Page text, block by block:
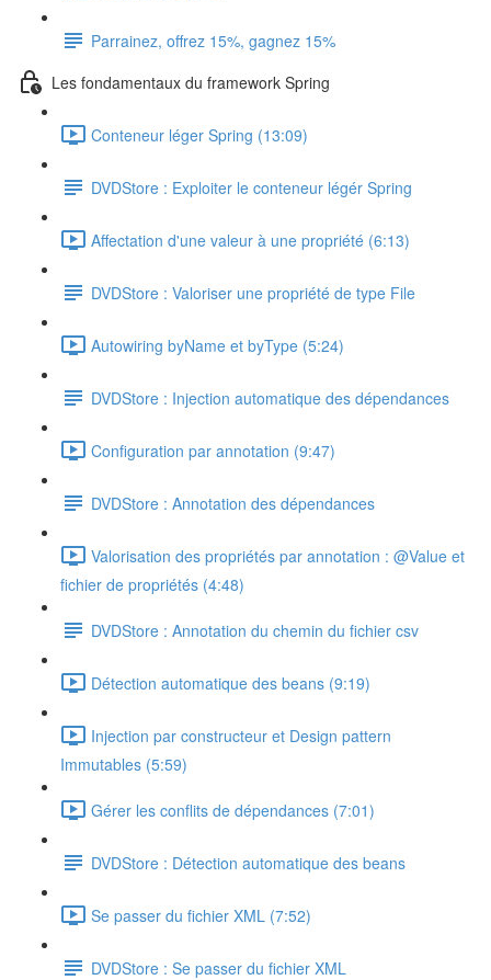
Parrainez, offrez 15%, gagnez 15%
Les fondamentaux du framework Spring
Conteneur léger Spring (13:09)
DVDStore : Exploiter le conteneur légér Spring
Affectation d'une valeur à une propriété (6:13)
DVDStore : Valoriser une propriété de type File
Autowiring byName et byType (5:24)
DVDStore : Injection automatique des dépendances
Configuration par annotation (9:47)
DVDStore : Annotation des dépendances
Valorisation des propriétés par annotation : @Value et
fichier de propriétés (4:48)
DVDStore : Annotation du chemin du fichier csv
Détection automatique des beans (9:19)
Injection par constructeur et Design pattern
Immutables (5:59)
Gérer les conflits de dépendances (7:01)
DVDStore : Détection automatique des beans
Se passer du fichier XML (7:52)
DVDStore : Se passer du fichier XML